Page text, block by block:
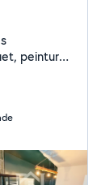
peinture